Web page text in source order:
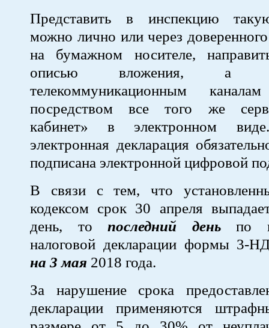
Представить в инспекцию
можно лично или через доверенного
на бумажном носителе,
описью вложения, а
телекоммуникационным
посредством все того же
кабинет» в электронном
электронная декларация
подписана электронной цифровой
В связи с тем, что
кодексом срок 30 апреля
день, топоследний деньпо
налоговой декларации формы 3-
на 3 мая 2018 года.
За нарушение срока
декларации применяются